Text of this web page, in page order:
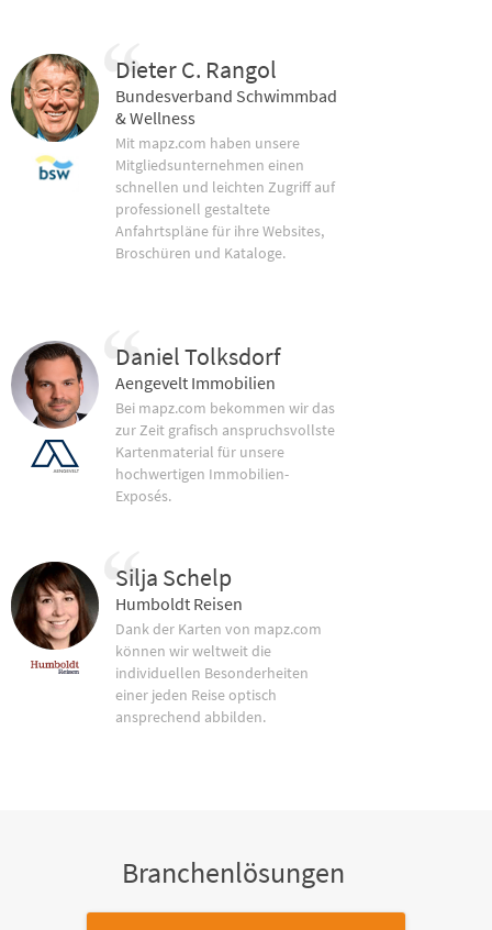
Dieter C. Rangol
Bundesverband Schwimmbad
& Wellness
Mit mapz.com haben unsere
Mitgliedsunternehmen einen
schnellen und leichten Zugriff auf
professionell gestaltete
Anfahrtspläne für ihre Websites,
Broschüren und Kataloge.
Daniel Tolksdorf
Aengevelt Immobilien
Bei mapz.com bekommen wir das
zur Zeit grafisch anspruchsvollste
Kartenmaterial für unsere
hochwertigen Immobilien-
Exposés.
Silja Schelp
Humboldt Reisen
Dank der Karten von mapz.com
können wir weltweit die
individuellen Besonderheiten
einer jeden Reise optisch
ansprechend abbilden.
Branchenlösungen